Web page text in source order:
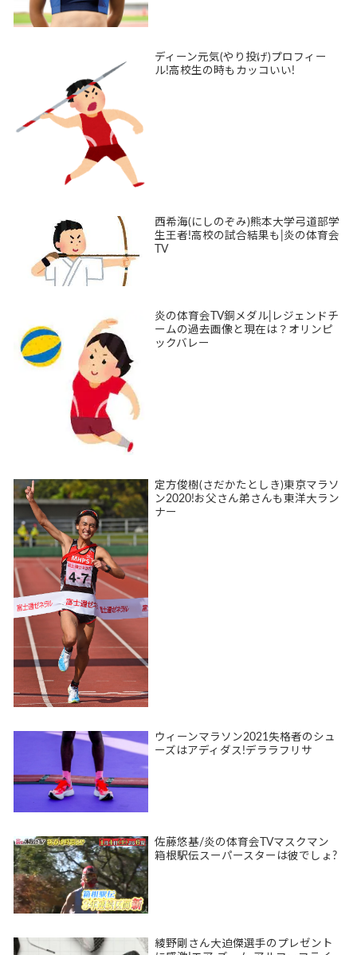
ディーン元気(やり投げ)プロフィー
ル!高校生の時もカッコいい!
西希海(にしのぞみ)熊本大学弓道部学
生王者!高校の試合結果も|炎の体育会
TV
炎の体育会TV銅メダル|レジェンドチ
ームの過去画像と現在は？オリンピ
ックバレー
定方俊樹(さだかたとしき)東京マラソ
ン2020!お父さん弟さんも東洋大ラン
ナー
ウィーンマラソン2021失格者のシュ
ーズはアディダス!デララフリサ
佐藤悠基/炎の体育会TVマスクマン
箱根駅伝スーパースターは彼でしょ?
綾野剛さん大迫傑選手のプレゼント